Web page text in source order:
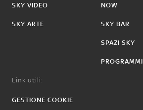
SKY VIDEO
SKY ARTE
NOW
SKY BAR
SPAZI SKY
PROGRAMMI
Link utili:
GESTIONE COOKIE